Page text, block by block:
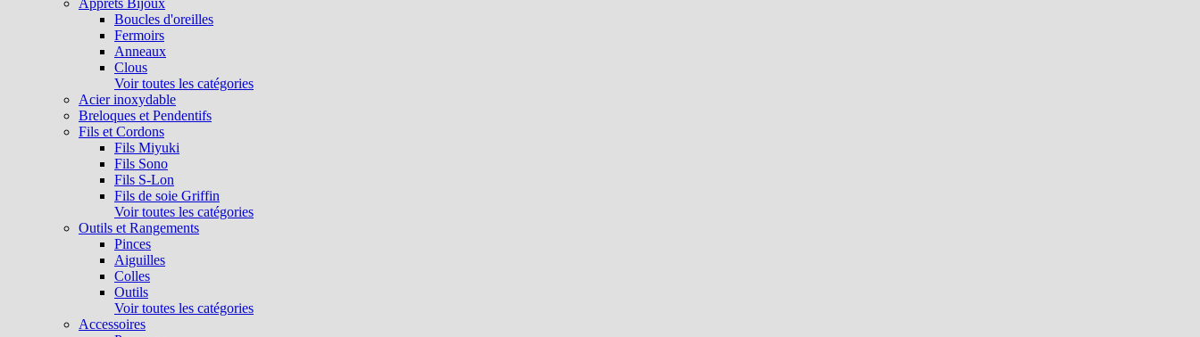
Apprêts Bijoux
Boucles d'oreilles
Fermoirs
Anneaux
Clous
Voir toutes les catégories
Acier inoxydable
Breloques et Pendentifs
Fils et Cordons
Fils Miyuki
Fils Sono
Fils S-Lon
Fils de soie Griffin
Voir toutes les catégories
Outils et Rangements
Pinces
Aiguilles
Colles
Outils
Voir toutes les catégories
Accessoires